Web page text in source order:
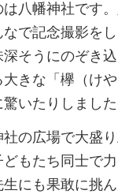
は八幡神社です
で記念撮影を
そうにのぞき
きな「欅（け
いたりしました
社の広場で大盛
もたち同士で
にも果敢に挑